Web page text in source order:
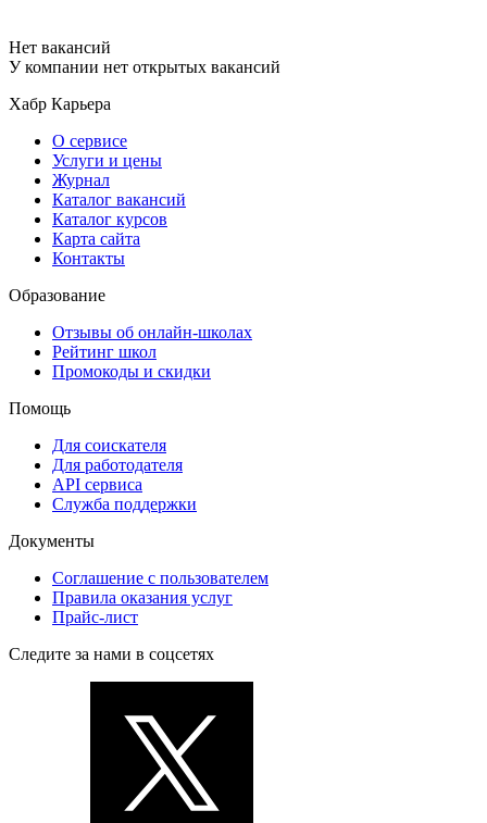
Нет вакансий
У компании нет открытых вакансий
Хабр Карьера
О сервисе
Услуги и цены
Журнал
Каталог вакансий
Каталог курсов
Карта сайта
Контакты
Образование
Отзывы об онлайн-школах
Рейтинг школ
Промокоды и скидки
Помощь
Для соискателя
Для работодателя
API сервиса
Служба поддержки
Документы
Соглашение с пользователем
Правила оказания услуг
Прайс-лист
Следите за нами в соцсетях